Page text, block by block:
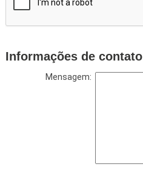
Informações de
Mensagem: